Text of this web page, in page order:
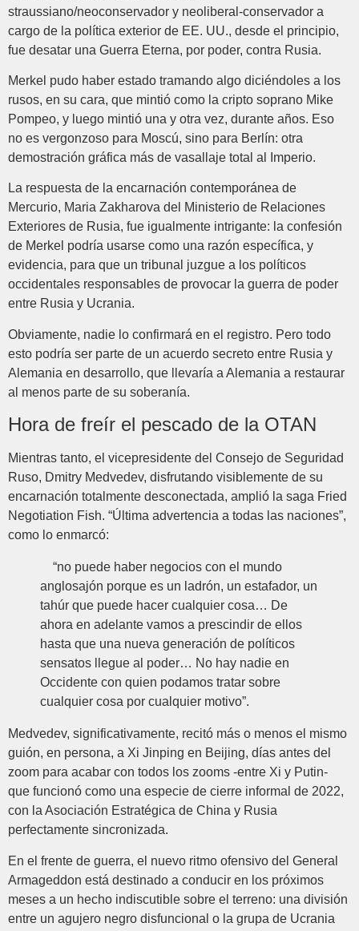
straussiano/neoconservador y neoliberal-conservador a
cargo de la política exterior de EE. UU., desde el principio,
fue desatar una Guerra Eterna, por poder, contra Rusia.
Merkel pudo haber estado tramando algo diciéndoles a los
rusos, en su cara, que mintió como la cripto soprano Mike
Pompeo, y luego mintió una y otra vez, durante años. Eso
no es vergonzoso para Moscú, sino para Berlín: otra
demostración gráfica más de vasallaje total al Imperio.
La respuesta de la encarnación contemporánea de
Mercurio, Maria Zakharova del Ministerio de Relaciones
Exteriores de Rusia, fue igualmente intrigante: la confesión
de Merkel podría usarse como una razón específica, y
evidencia, para que un tribunal juzgue a los políticos
occidentales responsables de provocar la guerra de poder
entre Rusia y Ucrania.
Obviamente, nadie lo confirmará en el registro. Pero todo
esto podría ser parte de un acuerdo secreto entre Rusia y
Alemania en desarrollo, que llevaría a Alemania a restaurar
al menos parte de su soberanía.
Hora de freír el pescado de la OTAN
Mientras tanto, el vicepresidente del Consejo de Seguridad
Ruso, Dmitry Medvedev, disfrutando visiblemente de su
encarnación totalmente desconectada, amplió la saga Fried
Negotiation Fish. “Última advertencia a todas las naciones”,
como lo enmarcó:
“no puede haber negocios con el mundo
anglosajón porque es un ladrón, un estafador, un
tahúr que puede hacer cualquier cosa… De
ahora en adelante vamos a prescindir de ellos
hasta que una nueva generación de políticos
sensatos llegue al poder… No hay nadie en
Occidente con quien podamos tratar sobre
cualquier cosa por cualquier motivo”.
Medvedev, significativamente, recitó más o menos el mismo
guión, en persona, a Xi Jinping en Beijing, días antes del
zoom para acabar con todos los zooms -entre Xi y Putin-
que funcionó como una especie de cierre informal de 2022,
con la Asociación Estratégica de China y Rusia
perfectamente sincronizada.
En el frente de guerra, el nuevo ritmo ofensivo del General
Armageddon está destinado a conducir en los próximos
meses a un hecho indiscutible sobre el terreno: una división
entre un agujero negro disfuncional o la grupa de Ucrania